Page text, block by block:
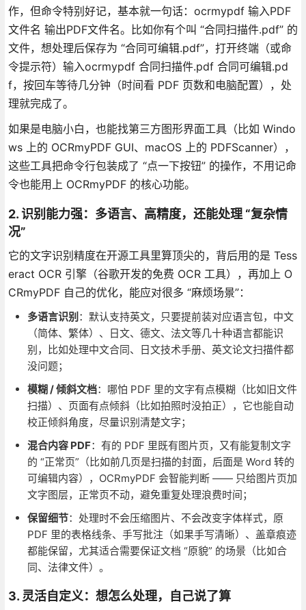
作，但命令特别好记，基本就一句话：ocrmypdf 输入PDF
文件名 输出PDF文件名。比如你有个叫 “合同扫描件.pdf” 的
文件，想处理后保存为 “合同可编辑.pdf”，打开终端（或命
令提示符）输入ocrmypdf 合同扫描件.pdf 合同可编辑.pd
f，按回车等待几分钟（时间看 PDF 页数和电脑配置），处
理就完成了。
如果是电脑小白，也能找第三方图形界面工具（比如 Windo
ws 上的 OCRmyPDF GUI、macOS 上的 PDFScanner），
这些工具把命令行包装成了 “点一下按钮” 的操作，不用记命
令也能用上 OCRmyPDF 的核心功能。
2. 识别能力强：多语言、高精度，还能处理 “复杂情
况”
它的文字识别精度在开源工具里算顶尖的，背后用的是 Tess
eract OCR 引擎（谷歌开发的免费 OCR 工具），再加上 O
CRmyPDF 自己的优化，能应对很多 “麻烦场景”：
多语言识别 ：默认支持英文，只要提前装对应语言包，中文
（简体、繁体）、日文、德文、法文等几十种语言都能识
别，比如处理中文合同、日文技术手册、英文论文扫描件都
没问题；
模糊 / 倾斜文档：哪怕 PDF 里的文字有点模糊（比如旧文件
扫描）、页面有点倾斜（比如拍照时没拍正），它也能自动
校正倾斜角度，尽量识别清楚文字；
混合内容 PDF：有的 PDF 里既有图片页，又有能复制文字
的 “正常页”（比如前几页是扫描的封面，后面是 Word 转的
可编辑内容），OCRmyPDF 会智能判断 —— 只给图片页加
文字图层，正常页不动，避免重复处理浪费时间；
保留细节：处理时不会压缩图片、不会改变字体样式，原
PDF 里的表格线条、手写批注（如果手写清晰）、盖章痕迹
都能保留，尤其适合需要保证文档 “原貌” 的场景（比如合
同、法律文件）。
3. 灵活自定义：想怎么处理，自己说了算